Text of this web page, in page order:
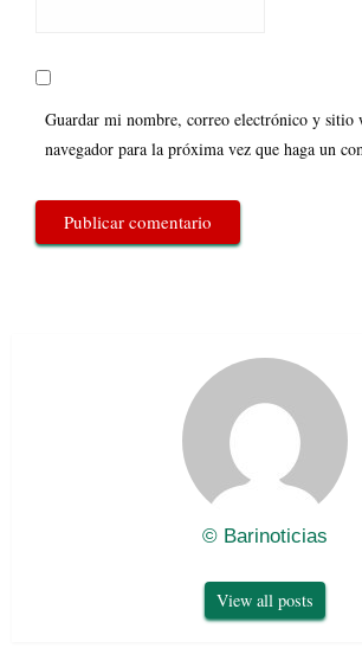
Guardar mi nombre, correo electrónico y sitio
navegador para la próxima vez que haga un
© Barinoticias
View all posts